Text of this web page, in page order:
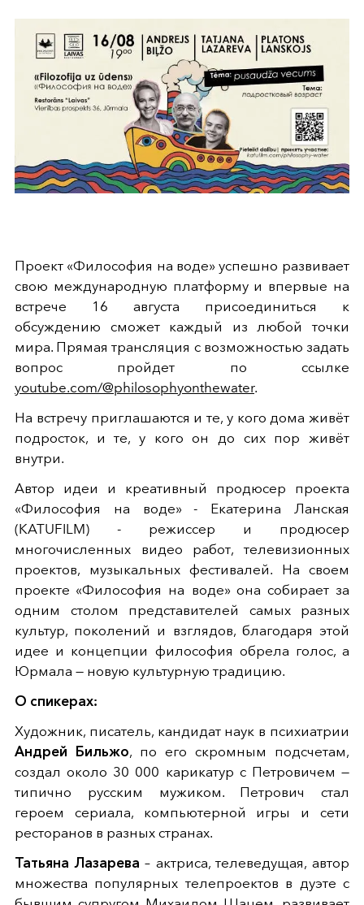
Проект «Философия на воде» успешно развивает
свою международную платформу и впервые на
встрече 16 августа присоединиться к
обсуждению сможет каждый из любой точки
мира. Прямая трансляция с возможностью задать
вопрос пройдет по ссылке
youtube.com/@philosophyonthewater.
На встречу приглашаются и те, у кого дома живёт
подросток, и те, у кого он до сих пор живёт
внутри.
Автор идеи и креативный продюсер проекта
«Философия на воде» - Екатерина Ланская
(KATUFILM) - режиссер и продюсер
многочисленных видео работ, телевизионных
проектов, музыкальных фестивалей. На своем
проекте «Философия на воде» она собирает за
одним столом представителей самых разных
культур, поколений и взглядов, благодаря этой
идее и концепции философия обрела голос, а
Юрмала — новую культурную традицию.
О спикерах:
Художник, писатель, кандидат наук в психиатрии
Андрей Бильжо, по его скромным подсчетам,
создал около 30 000 карикатур с Петровичем —
типично русским мужиком. Петрович стал
героем сериала, компьютерной игры и сети
ресторанов в разных странах.
Татьяна Лазарева – актриса, телеведущая, автор
множества популярных телепроектов в дуэте с